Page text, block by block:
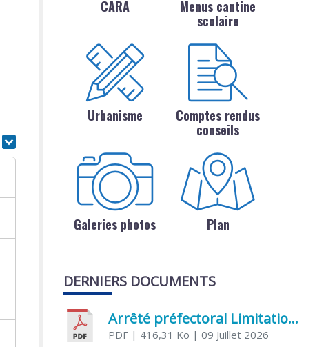
CARA
Menus cantine
scolaire
Urbanisme
Comptes rendus
conseils
Galeries photos Plan
DERNIERS DOCUMENTS
Arrêté préfectoral Limitation provisoire des usages de l’eau
PDF | 416,31 Ko | 09 Juillet 2026